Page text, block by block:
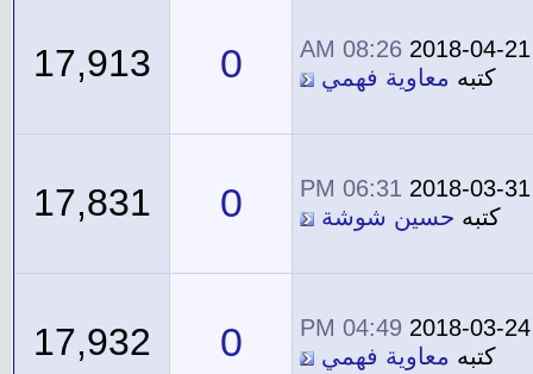
2018-04-21
08:26 AM
كتبه معاوية فهمي 0
17,913
2018-03-31
06:31 PM
كتبه حسين شوشة 0
17,831
2018-03-24
04:49 PM
كتبه معاوية فهمي 0
17,932